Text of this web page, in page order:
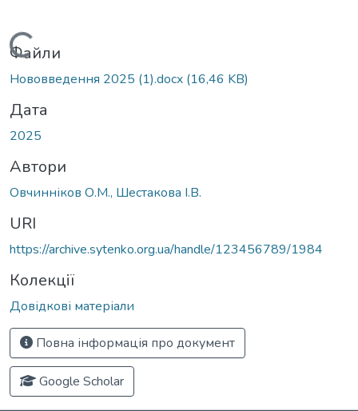
Вантажиться...
Файли
Нововведення 2025 (1).docx (16,46 KB)
Дата
2025
Автори
Овчинніков О.М., Шестакова І.В.
URI
https://archive.sytenko.org.ua/handle/123456789/1984
Колекції
Довідкові матеріали
Повна інформація про документ
Google Scholar